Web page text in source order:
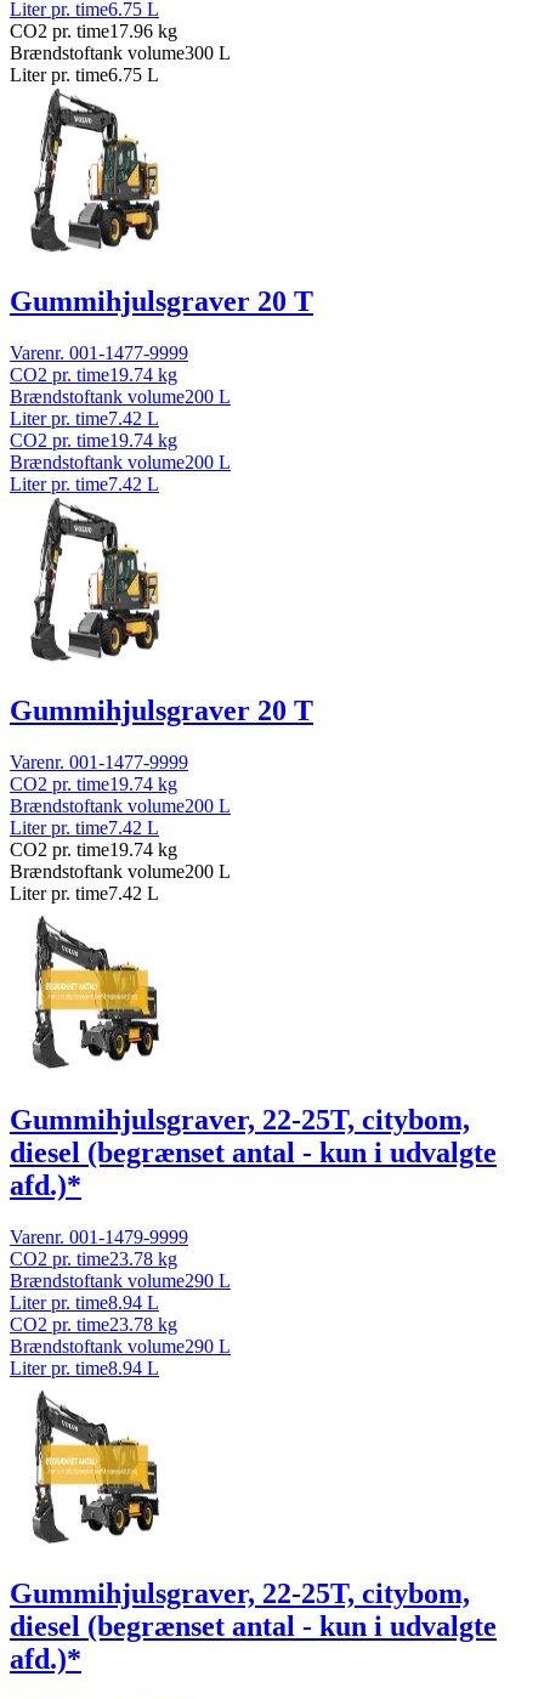
Liter pr. time6.75 L
CO2 pr. time17.96 kg
Brændstoftank volume300 L
Liter pr. time6.75 L
Gummihjulsgraver 20 T
Varenr. 001-1477-9999
CO2 pr. time19.74 kg
Brændstoftank volume200 L
Liter pr. time7.42 L
CO2 pr. time19.74 kg
Brændstoftank volume200 L
Liter pr. time7.42 L
Gummihjulsgraver 20 T
Varenr. 001-1477-9999
CO2 pr. time19.74 kg
Brændstoftank volume200 L
Liter pr. time7.42 L
CO2 pr. time19.74 kg
Brændstoftank volume200 L
Liter pr. time7.42 L
Gummihjulsgraver, 22-25T, citybom,
diesel (begrænset antal - kun i udvalgte
afd.)*
Varenr. 001-1479-9999
CO2 pr. time23.78 kg
Brændstoftank volume290 L
Liter pr. time8.94 L
CO2 pr. time23.78 kg
Brændstoftank volume290 L
Liter pr. time8.94 L
Gummihjulsgraver, 22-25T, citybom,
diesel (begrænset antal - kun i udvalgte
afd.)*